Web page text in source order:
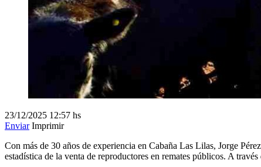
23/12/2025 12:57 hs
Enviar Imprimir
Con más de 30 años de experiencia en Cabaña Las Lilas, Jorge
estadística de la venta de reproductores en remates públicos. A